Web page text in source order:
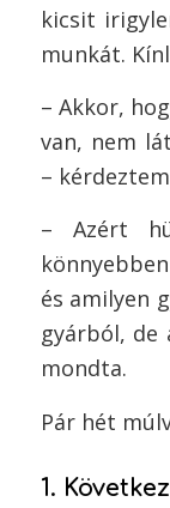
kicsit
munkát.
– Akkor,
van, nem
–
– Azért
és amilyen
gyárból, de
mondta.
Pár hét
1.